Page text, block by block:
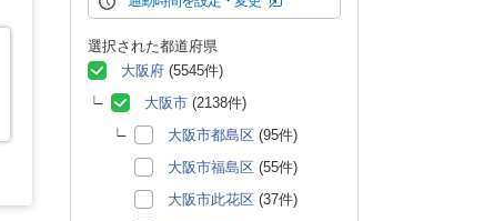
選択された都道府県
大阪府 (5545件)
大阪市 (2138件)
大阪市都島区 (95件)
大阪市福島区 (55件)
大阪市此花区 (37件)